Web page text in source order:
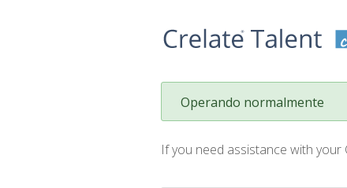
Operando normalmente
If you need assistance with